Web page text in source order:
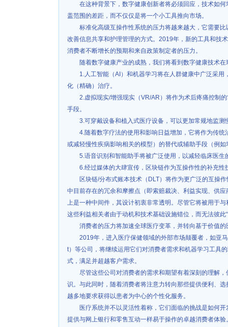
在这种背景下，数字健康创新者将必须回应，技术如
盖范围的差距，而不仅仅是将一个小工具推向市场。
标准化高级互操作性系统的压力将越来越大，它需要
改善信息共享和护理管理的方式。2019年，新的工具和技
消费者不断增长的预期和来自政策制定者的压力。
随着数字健康产业的成熟，我们将看到数字健康技术
1.人工智能（AI）和机器学习将在人群健康中广泛采
化（精确）治疗。
2.虚拟现实/增强现实（VR/AR）将作为术后疼痛控制
手段。
3.可穿戴设备和植入式医疗设备，可以更加常规地监测
4.随着数字疗法的使用和影响日益增加，它将作为传
或减轻慢性疾病影响相关的模型）的替代或辅助手段（例
5.语音识别和智能助手将被广泛使用，以减轻临床医生
6.经过媒体的大肆宣传，区块链作为互操作性的补充
区块链/分布式账本技术（DLT）将作为更广泛的互操
中目前存在的冗余和摩擦点（即索赔裁决、利益实现、供
上是一种中间件，其设计初衷非常透明。尽管它将被用于
这些利益相关者由于动机和技术基础设施错位，而无法彼此
消费者的压力将加速全球医疗变革，并转向基于价值的
2019年，进入医疗保健领域的外部市场颠覆者，如亚
t）等公司，将继续运用它们对消费者需求和机器学习工具
式，满足并超越客户需求。
尽管这些公司对消费者的需求和期望有着深刻的理解
识。与此同时，随着消费者将注意力转向那些提供便利、
越多地要求获得以患者为中心的个性化服务。
医疗系统并不以灵活性着称，它们面临的挑战是如何
提供与网上银行和零售互动一样易于操作的卓越消费者体验